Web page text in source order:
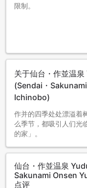
限制。
关于仙台・作並温
(Sendai・
Ichinobo)
作并的四季处处漂溢着
么季节，都吸引人们光
的家」。
仙台・作並温泉
Sakunami Onsen
点评